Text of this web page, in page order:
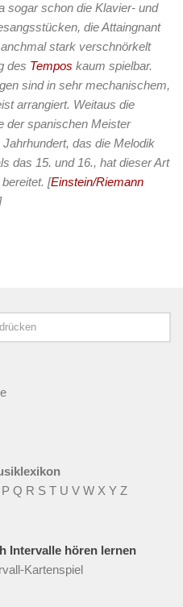
sogar schon die Klavier- und
die Attaingnant
stark verschnörkelt
des Tempos kaum spielbar.
sind in sehr mechanischem,
arrangiert. Weitaus die
der spanischen Meister
das die Melodik
das 15. und 16., hat dieser Art
[Einstein/Riemann
P Q R S T U V W X Y Z
Intervalle hören lernen